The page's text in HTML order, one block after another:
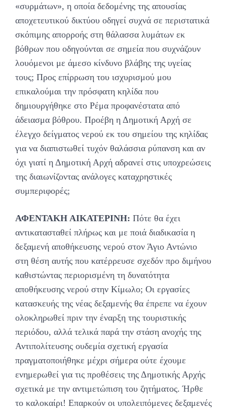
«συρμάτων», η οποία δεδομένης της απουσίας
αποχετευτικού δικτύου οδηγεί συχνά σε περιστατικά
σκόπιμης απορροής στη θάλασσα λυμάτων εκ
βόθρων που οδηγούνται σε σημεία που συχνάζουν
λουόμενοι με άμεσο κίνδυνο βλάβης της υγείας
τους; Προς επίρρωση του ισχυρισμού μου
επικαλούμαι την πρόσφατη κηλίδα που
δημιουργήθηκε στο Ρέμα προφανέστατα από
άδειασμα βόθρου. Προέβη η Δημοτική Αρχή σε
έλεγχο δείγματος νερού εκ του σημείου της κηλίδας
για να διαπιστωθεί τυχόν θαλάσσια ρύπανση και αν
όχι γιατί η Δημοτική Αρχή αδρανεί στις υποχρεώσεις
της διαιωνίζοντας ανάλογες καταχρηστικές
συμπεριφορές;
ΑΦΕΝΤΑΚΗ ΑΙΚΑΤΕΡΙΝΗ: Πότε θα έχει
αντικατασταθεί πλήρως και με ποιά διαδικασία η
δεξαμενή αποθήκευσης νερού στον Άγιο Αντώνιο
στη θέση αυτής που κατέρρευσε σχεδόν προ διμήνου
καθιστώντας περιορισμένη τη δυνατότητα
αποθήκευσης νερού στην Κίμωλο; Οι εργασίες
κατασκευής της νέας δεξαμενής θα έπρεπε να έχουν
ολοκληρωθεί πριν την έναρξη της τουριστικής
περιόδου, αλλά τελικά παρά την στάση ανοχής της
Αντιπολίτευσης ουδεμία σχετική εργασία
πραγματοποιήθηκε μέχρι σήμερα ούτε έχουμε
ενημερωθεί για τις προθέσεις της Δημοτικής Αρχής
σχετικά με την αντιμετώπιση του ζητήματος. Ήρθε
το καλοκαίρι! Επαρκούν οι υπολειπόμενες δεξαμενές